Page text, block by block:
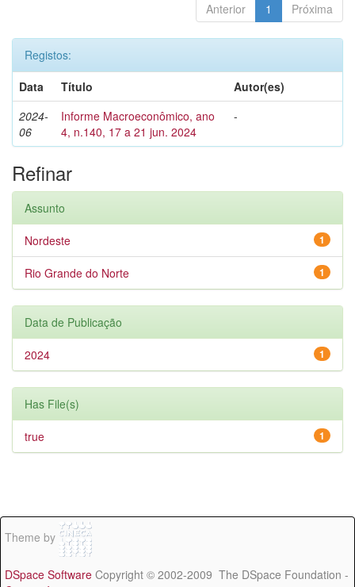
Anterior 1 Próxima
Registos:
Data
Título
Autor(es)
2024-
06
Informe Macroeconômico, ano
4, n.140, 17 a 21 jun. 2024
-
Refinar
Assunto
1
Nordeste
1
Rio Grande do Norte
Data de Publicação
1
2024
Has File(s)
1
true
Theme by
DSpace Software Copyright © 2002-2009 The DSpace Foundation -